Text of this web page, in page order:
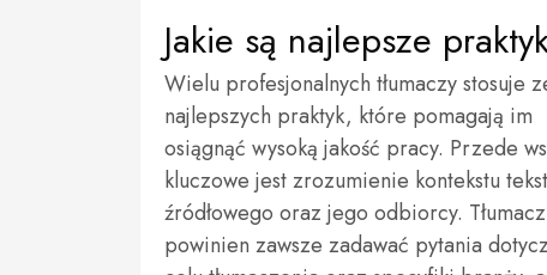
Jakie są najlepsze
Wielu profesjonalnych tłumaczy stosuje
najlepszych praktyk, które pomagają im
osiągnąć wysoką jakość pracy. Przede
kluczowe jest zrozumienie kontekstu
źródłowego oraz jego odbiorcy. Tłumacz
powinien zawsze zadawać pytania